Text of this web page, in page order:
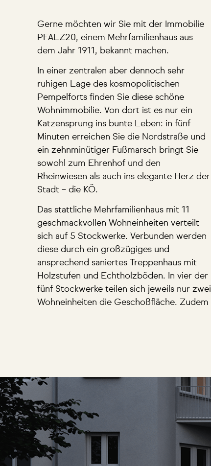
Gerne möchten wir Sie mit der Immobilie
PFALZ20, einem Mehrfamilienhaus aus
dem Jahr 1911, bekannt machen.
In einer zentralen aber dennoch sehr
ruhigen Lage des kosmopolitischen
Pempelforts finden Sie diese schöne
Wohnimmobilie. Von dort ist es nur ein
Katzensprung ins bunte Leben: in fünf
Minuten erreichen Sie die Nordstraße und
ein zehnminütiger Fußmarsch bringt Sie
sowohl zum Ehrenhof und den
Rheinwiesen als auch ins elegante Herz der
Stadt – die KÖ.
Das stattliche Mehrfamilienhaus mit 11
geschmackvollen Wohneinheiten verteilt
sich auf 5 Stockwerke. Verbunden werden
diese durch ein großzügiges und
ansprechend saniertes Treppenhaus mit
Holzstufen und Echtholzböden. In vier der
fünf Stockwerke teilen sich jeweils nur zwei
Wohneinheiten die Geschoßfläche. Zudem